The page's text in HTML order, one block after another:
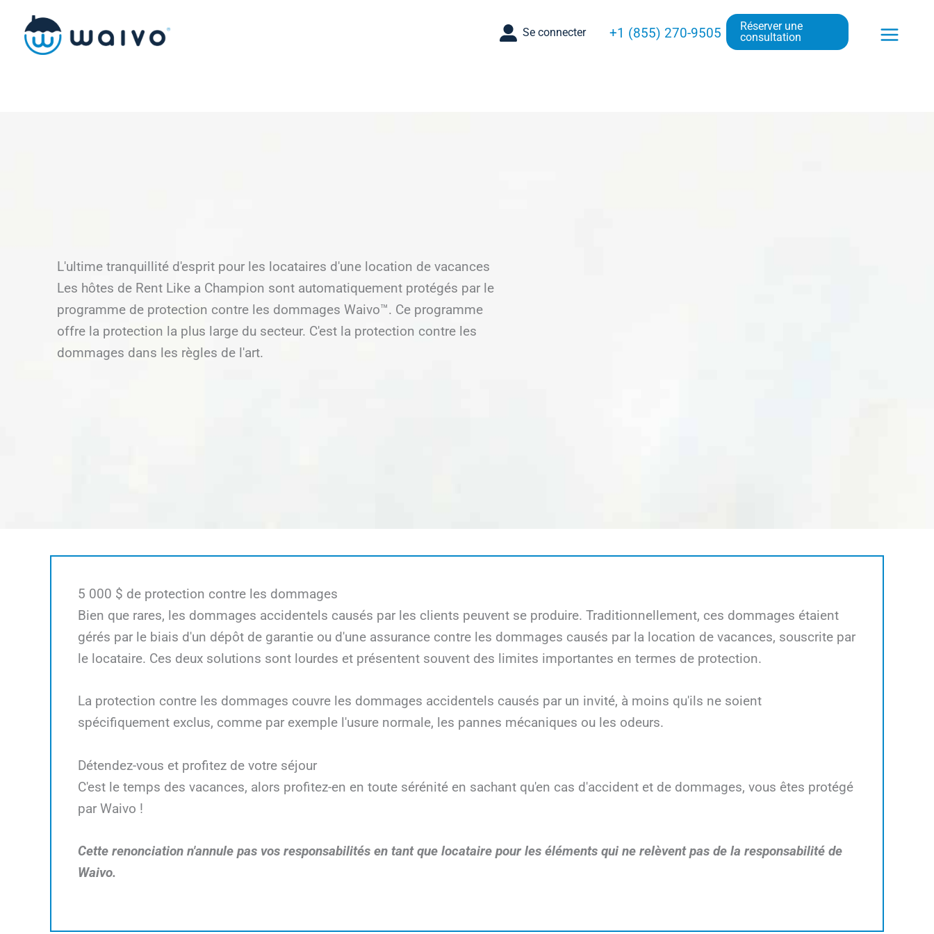
content
Se connecter +1 (855) 270-9505
Réserver une
consultation
L'ultime tranquillité d'esprit pour les locataires d'une location de vacances
Les hôtes de Rent Like a Champion sont automatiquement protégés par le
programme de protection contre les dommages Waivo™. Ce programme
offre la protection la plus large du secteur. C'est la protection contre les
dommages dans les règles de l'art.
5 000 $ de protection contre les dommages
Bien que rares, les dommages accidentels causés par les clients peuvent se produire. Traditionnellement, ces dommages étaient
gérés par le biais d'un dépôt de garantie ou d'une assurance contre les dommages causés par la location de vacances, souscrite par
le locataire. Ces deux solutions sont lourdes et présentent souvent des limites importantes en termes de protection.
La protection contre les dommages couvre les dommages accidentels causés par un invité, à moins qu'ils ne soient
spécifiquement exclus, comme par exemple l'usure normale, les pannes mécaniques ou les odeurs.
Détendez-vous et profitez de votre séjour
C'est le temps des vacances, alors profitez-en en toute sérénité en sachant qu'en cas d'accident et de dommages, vous êtes protégé
par Waivo !
Cette renonciation n'annule pas vos responsabilités en tant que locataire pour les éléments qui ne relèvent pas de la responsabilité de
Waivo.